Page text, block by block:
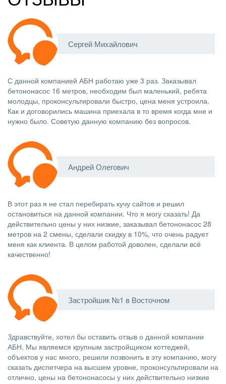
Сергей Михайлович
С данной компанией АБН работаю уже 3 раз. Заказывал
бетононасос 16 метров, необходим был маленький, ребята
молодцы, проконсультировали быстро, цена меня устроила.
Как и договорились машина приехала в то время когда мне и
нужно было. Советую данную компанию без вопросов.
Андрей Олегович
В этот раз я не стал перебирать кучу сайтов и решил
остановиться на данной компании. Что я могу сказать! Да
действительно цены у них низкие, заказывал бетононасос 28
метров на 2 смены, сделали скидку в 10%, что очень радует
меня как клиента. В целом работой доволен, сделали всё
качественно!
Застройшик №1 в Восточном
Здравствуйте, хотел бы оставить отзыв о данной компании
АБН. Мы являемся крупным застройщиком коттеджей,
объектов у нас много, решили позвонить в эту компанию, могу
сказать диспетчера на высшем уровне, проконсультировали на
отлично, цены на бетононасосы у них действительно низкие